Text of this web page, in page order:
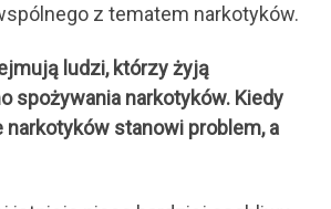
z tematem narkotyków.
ludzi, którzy żyją
spożywania narkotyków. Kiedy
stanowi problem, a